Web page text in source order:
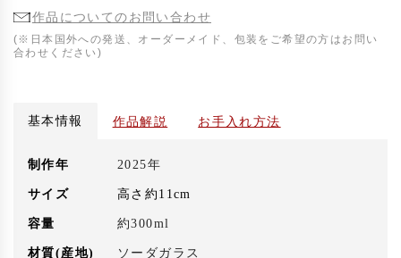
作品についてのお問い合わせ
(※日本国外への発送、オーダーメイド、包装をご希望の方はお問い
合わせください)
基本情報 作品解説 お手入れ方法
制作年 2025年
サイズ 高さ約11cm
容量 約300ml
材質(産地) ソーダガラス